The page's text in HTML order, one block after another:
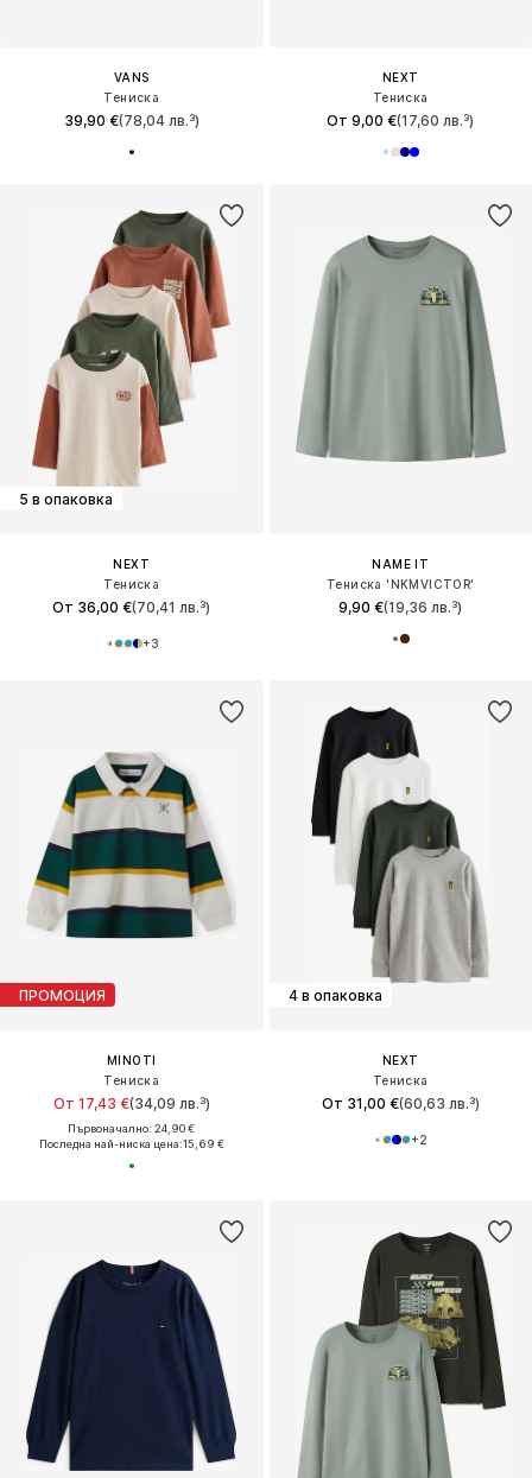
VANS
Тениска
39,90 €(78,04 лв.³)
NEXT
Тениска
От 9,00 €(17,60 лв.³)
5 в опаковка
NEXT
Тениска
От 36,00 €(70,41 лв.³)
+3
NAME IT
Тениска 'NKMVICTOR'
9,90 €(19,36 лв.³)
ПРОМОЦИЯ
MINOTI
Тениска
От 17,43 €(34,09 лв.³)
Първоначално: 24,90 €
Последна най-ниска цена:15,69 €
4 в опаковка
NEXT
Тениска
От 31,00 €(60,63 лв.³)
+2